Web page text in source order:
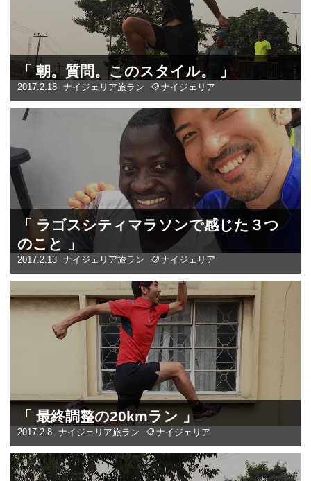
「 朝。質問。このスタイル。 」
2017.2.18 ナイジェリア旅ラン ナイジェリア
「 ラゴスシティマラソンで感じた３つ
のこと 」
2017.2.13 ナイジェリア旅ラン ナイジェリア
「 最終調整の20kmラン 」
2017.2.8 ナイジェリア旅ラン ナイジェリア